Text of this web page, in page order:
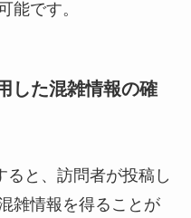
能です。
した混雑情報の確
と、訪問者が投稿し
雑情報を得ることが